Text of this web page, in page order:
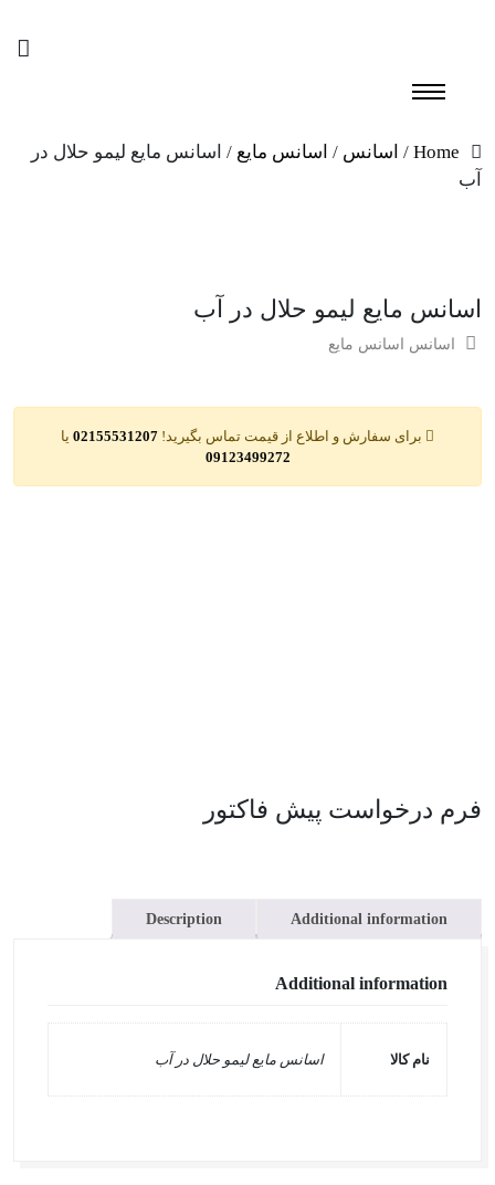
Home
/ اسانس / اسانس مایع / اسانس مایع لیمو حلال در
آب
اسانس مایع لیمو حلال در آب
اسانس اسانس مایع
برای سفارش و اطلاع از قیمت تماس بگیرید! 02155531207 یا
09123499272
فرم درخواست پیش فاکتور
Additional information
Description
Additional information
نام کالا اسانس مایع لیمو حلال در آب